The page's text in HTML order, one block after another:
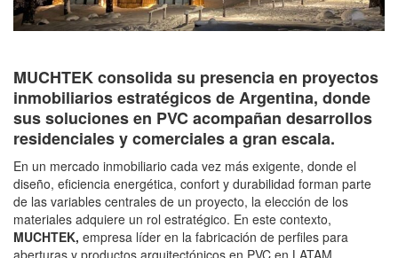
MUCHTEK consolida su presencia en proyectos
inmobiliarios estratégicos de Argentina, donde
sus soluciones en PVC acompañan desarrollos
residenciales y comerciales a gran escala.
En un mercado inmobiliario cada vez más exigente, donde el
diseño, eficiencia energética, confort y durabilidad forman parte
de las variables centrales de un proyecto, la elección de los
materiales adquiere un rol estratégico. En este contexto,
MUCHTEK, empresa líder en la fabricación de perfiles para